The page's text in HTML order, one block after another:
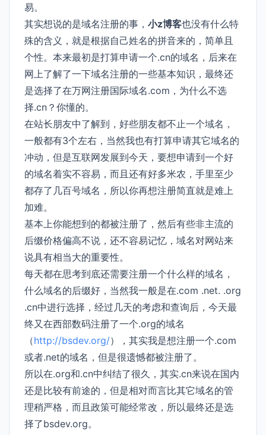
易。
其实想说的是域名注册的事， 小z博客也没有什么特
殊的含义，就是根据自己姓名的拼音来的，简单且
个性。本来最初是打算申请一个.cn的域名，后来在
网上了解了一下域名注册的一些基本知识，最终还
是选择了在万网注册国际域名.com，为什么不选
择.cn？你懂的。
在站长朋友中了解到，好些朋友都不止一个域名，
一般都有3个左右，当然我也有打算申请其它域名的
冲动，但是互联网发展到今天，要想申请到一个好
的域名着实不容易，而且还有好多米农，手里至少
都存了几百号域名，所以你再想注册简直就是难上
加难。
基本上你能想到的都被注册了，然后有些非主流的
后缀价格偏高不说，还不容易记忆，域名对网站来
说具有相当大的重要性。
每天都在思考到底还需要注册一个什么样的域名，
什么域名的后缀好，当然我一般是在.com .net. .org
.cn中进行选择，经过几天的考虑和查询后，今天最
终又在西部数码注册了一个.org的域名
（http://bsdev.org/），其实我是想注册一个.com
或者.net的域名，但是很遗憾都被注册了。
所以在.org和.cn中纠结了很久，其实.cn来说在国内
还是比较有前途的，但是相对而言比其它域名的管
理稍严格，而且政策可能经常改，所以最终还是选
择了bsdev.org。